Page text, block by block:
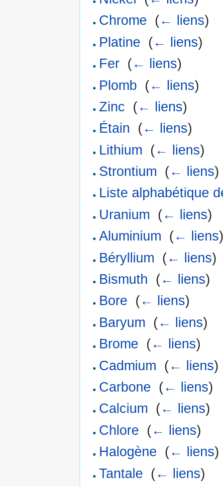
Chrome (← liens)
Platine (← liens)
Fer (← liens)
Plomb (← liens)
Zinc (← liens)
Étain (← liens)
Lithium (← liens)
Strontium (← liens)
Liste alphabétique
Uranium (← liens)
Aluminium (← liens
Béryllium (← liens)
Bismuth (← liens)
Bore (← liens)
Baryum (← liens)
Brome (← liens)
Cadmium (← liens)
Carbone (← liens)
Calcium (← liens)
Chlore (← liens)
Halogène (← liens)
Tantale (← liens)